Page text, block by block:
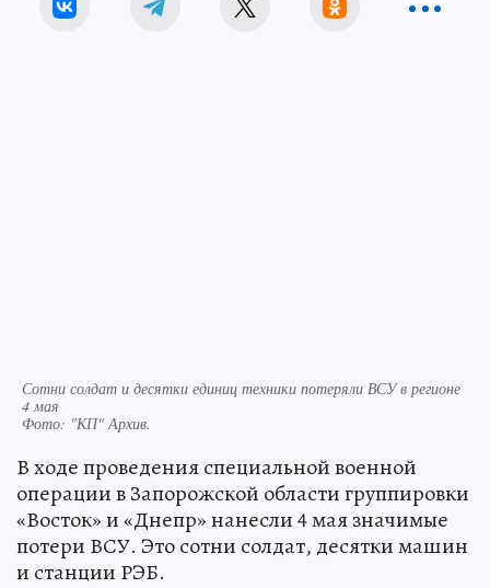
Сотни солдат и десятки единиц техники потеряли ВСУ в регионе
4 мая
Фото: "КП" Архив.
В ходе проведения специальной военной
операции в Запорожской области группировки
«Восток» и «Днепр» нанесли 4 мая значимые
потери ВСУ. Это сотни солдат, десятки машин
и станции РЭБ.